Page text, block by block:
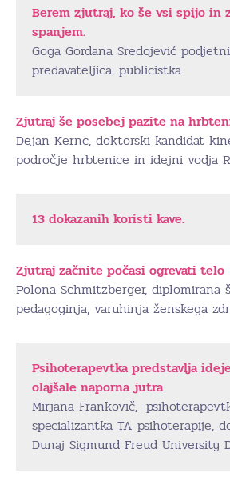
Berem zjutraj, ko še vsi spijo in
spanjem.
Goga Gordana Sredojević
predavateljica, publicistka
Zjutraj še posebej pazite na
Dejan Kernc, doktorski kandidat
področje hrbtenice in idejni vodja
13 dokazanih koristi kave.
Zjutraj začnite počasi ogrevati telo
Polona Schmitzberger, diplomirana
pedagoginja, varuhinja ženskega
Psihoterapevtka predstavlja
olajšale naporna jutra
Mirjana Frankovič,
specializantka TA psihoterapije,
Dunaj Sigmund Freud University